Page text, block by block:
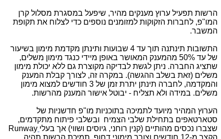
הרשות תפעיל ערוץ מענקים מהיר, שיפעל במסגרת מסלול קרן
המו"פ, לחברות הזקוקות למזומנים נוספים כדי לצלוח את תקופת
המשבר.
התשובות תינתנה תוך עד 4 שבועות ותינתן מקדמת מימון בשיעור
של עד 50% מהמענק המאושר באופן מיידי כנגד מימון משלים,
שתציג החברה. ניתן לגשת לבדיקה מקוצרת גם ללא יכולת מימון
משלים (זאת בשלב ההגשה). במקרה זה, לצורך קבלת המענק
והמקדמה, לחברה תינתן יתרת זמן של 3 חודשים למצוא מימון
משלים. במידה ולא תצליח - יבוטל אישור המענק מהרשות.
הערוץ המהיר מיועד לתמיכה בתוכניות מו"פ חדשניות של
סטארטאפים בתחילת שלבי הצמיח ובשלבי פיתוח מתקדמים,
שצברו נכסים מהותיים (קנין רוחני, גיוסים ושווי) אך בעלי Runway
הקצר מ-12 חודשים וצורך מימוני דחוף. תמיכת הרשות תהיה